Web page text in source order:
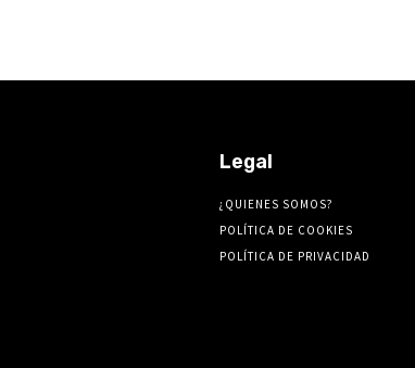
Legal
¿QUIENES SOMOS?
POLÍTICA DE COOKIES
POLÍTICA DE PRIVACIDAD